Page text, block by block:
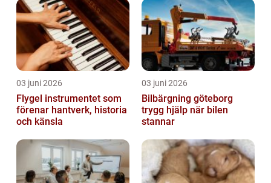
03 juni 2026
Flygel instrumentet som
förenar hantverk, historia
och känsla
03 juni 2026
Bilbärgning göteborg
trygg hjälp när bilen
stannar